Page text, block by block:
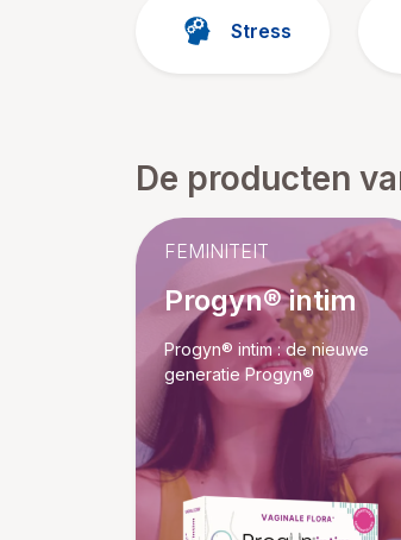
Stress
De producten
FEMINITEIT
Progyn® intim
Progyn® intim : de nieuwe
generatie Progyn®